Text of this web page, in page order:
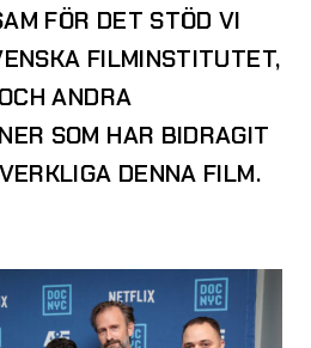
FÖR DET STÖD VI
FILMINSTITUTET,
ANDRA
SOM HAR BIDRAGIT
DENNA FILM.